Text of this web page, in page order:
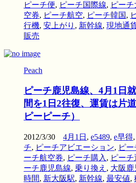
ピーチ便, ピーチ国際線, ピーチ
空券, ピーチ航空, ピーチ韓国,
行機, 安上がり , 新幹線, 現地通
販売
Peach
ピーチ鹿児島線、4月1日
間を1日2往復、運賃は片
ピーピーチ）
2012/3/30 4月1日 , e5489, e早得,
チ, ピーチアビエーション, ピ
ーチ航空券, ピーチ購入 , ピー
ーチ鹿児島線, 乗り換え , 大阪鹿
時間, 新大阪駅, 新幹線, 最安値,